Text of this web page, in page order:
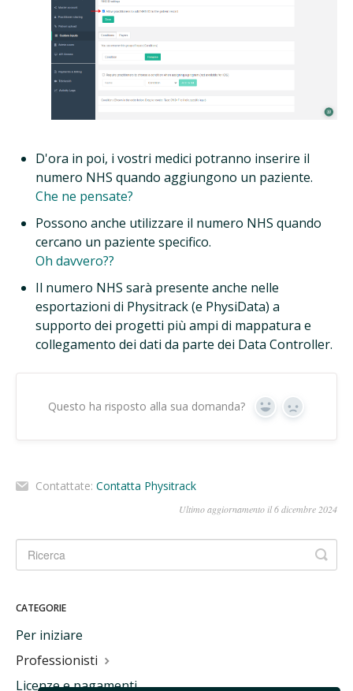
D'ora in poi, i vostri medici potranno inserire il
numero NHS quando aggiungono un paziente.
Che ne pensate?
Possono anche utilizzare il numero NHS quando
cercano un paziente specifico.
Oh davvero??
Il numero NHS sarà presente anche nelle
esportazioni di Physitrack (e PhysiData) a
supporto dei progetti più ampi di mappatura e
collegamento dei dati da parte dei Data Controller.
Questo ha risposto alla sua domanda? Sì No
Contattate: Contatta Physitrack
Ultimo aggiornamento il 6 dicembre 2024
CATEGORIE
Per iniziare
Professionisti
Licenze e pagamenti